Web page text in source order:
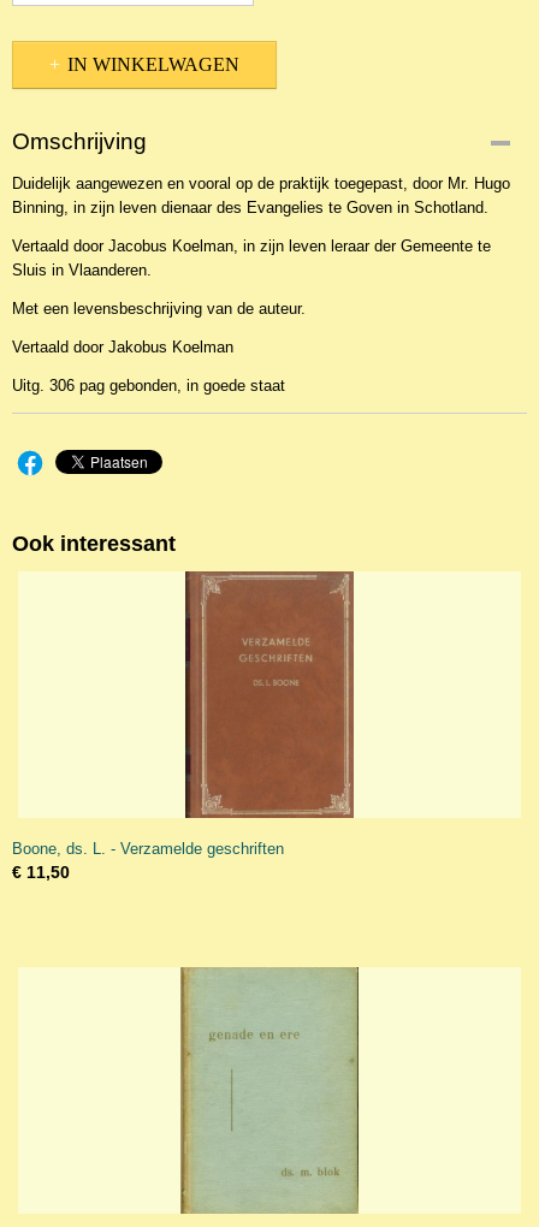
IN WINKELWAGEN
Omschrijving
Duidelijk aangewezen en vooral op de praktijk toegepast, door Mr. Hugo
Binning, in zijn leven dienaar des Evangelies te Goven in Schotland.
Vertaald door Jacobus Koelman, in zijn leven leraar der Gemeente te
Sluis in Vlaanderen.
Met een levensbeschrijving van de auteur.
Vertaald door Jakobus Koelman
Uitg. 306 pag gebonden, in goede staat
Ook interessant
Boone, ds. L. - Verzamelde geschriften
€ 11,50